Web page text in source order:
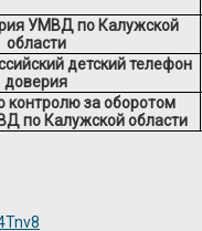
УМВД по Калужской
области
детский телефон
доверия
контролю за оборотом
по Калужской области